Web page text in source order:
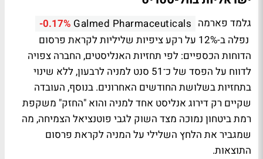
גלמד פארמה Galmed Pharmaceuticals
-0.17%
נפלה ב-12% על רקע ציפיות שליליות לקראת פרסום
הדוחות הכספיים: לפי תחזיות האנליסטים, החברה צפויה
לדווח על הפסד של כ־51 סנט למניה לרבעון, ללא שינוי
בתחזיות בשלושת החודשים האחרונים. בנוסף, העובדה
שקיים רק דירוג אנליסט אחד למניה והוא "החזק" משקפת
רמת ביטחון נמוכה מצד השוק לגבי פוטנציאל הצמיחה, מה
שמגביר את הלחץ השלילי על המניה לקראת פרסום
התוצאות.